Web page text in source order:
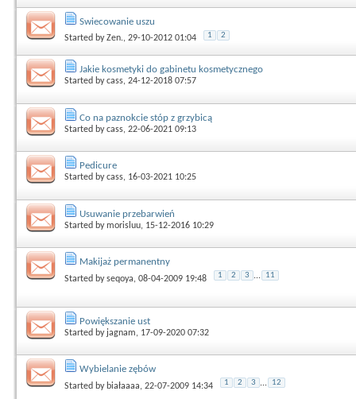
Swiecowanie uszu
Started byZen., 29-10-2012 01:04 1 2
Jakie kosmetyki do gabinetu kosmetycznego
Started bycass, 24-12-2018 07:57
Co na paznokcie stóp z grzybicą
Started bycass, 22-06-2021 09:13
Pedicure
Started bycass, 16-03-2021 10:25
Usuwanie przebarwień
Started bymorisluu, 15-12-2016 10:29
Makijaż permanentny
Started byseqoya, 08-04-2009 19:48 1 2 3 ... 11
Powiększanie ust
Started by jagnam, 17-09-2020 07:32
Wybielanie zębów
Started by białaaaa, 22-07-2009 14:34 1 2 3 ... 12